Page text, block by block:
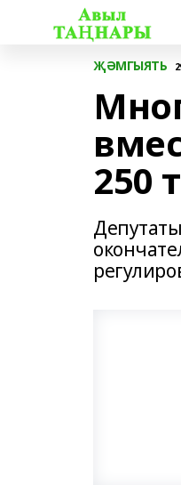
ҖӘМГЫЯТЬ
250